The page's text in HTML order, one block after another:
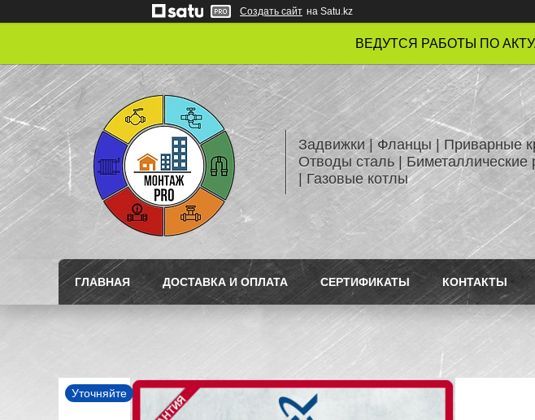
Создать сайт на Satu.kz
ВЕДУТСЯ РАБОТЫ ПО
Задвижки | Фланцы | Приварные
Отводы сталь | Биметаллические
| Газовые котлы
ГЛАВНАЯ ДОСТАВКА И ОПЛАТА СЕРТИФИКАТЫ КОНТАКТЫ
Уточняйте